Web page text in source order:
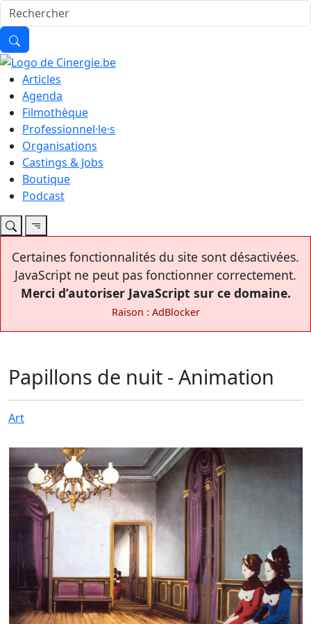
Articles
Agenda
Filmothèque
Professionnel·le·s
Organisations
Castings & Jobs
Boutique
Podcast
Certaines fonctionnalités du site sont désactivées.
JavaScript ne peut pas fonctionner correctement.
Merci d’autoriser JavaScript sur ce domaine.
Raison : AdBlocker
Papillons de nuit - Animation
Art